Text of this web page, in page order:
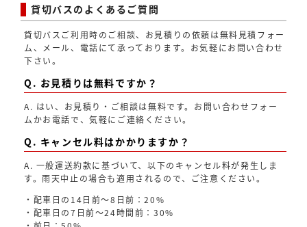
貸切バスのよくあるご質問
貸切バスご利用時のご相談、お見積りの依頼は無料見積フォー
ム、メール、電話にて承っております。お気軽にお問い合わせ
下さい。
Q. お見積りは無料ですか？
A. はい、お見積り・ご相談は無料です。お問い合わせフォー
ムかお電話で、気軽にご連絡ください。
Q. キャンセル料はかかりますか？
A. 一般運送約款に基づいて、以下のキャンセル料が発生しま
す。雨天中止の場合も適用されるので、ご注意ください。
・配車日の14日前～8日前：20%
・配車日の7日前～24時間前：30%